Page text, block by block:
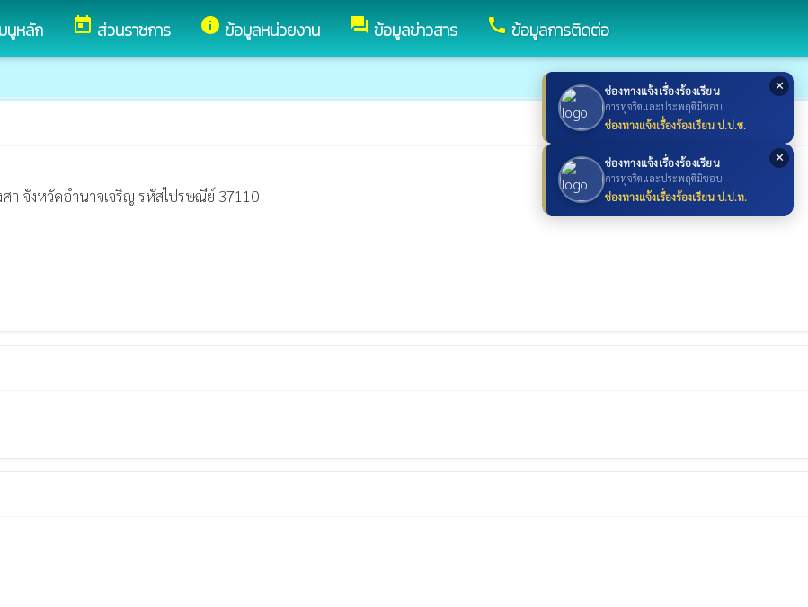
✕
ช่องทางแจ้งเรื่องร้องเรียน
การทุจริตและประพฤติมิชอบ
ช่องทางแจ้งเรื่องร้องเรียน ป.ป.ช.
✕
ช่องทางแจ้งเรื่องร้องเรียน
การทุจริตและประพฤติมิชอบ
ช่องทางแจ้งเรื่องร้องเรียน ป.ป.ท.
นูหลัก today ส่วนราชการ info ข้อมูลหน่วยงาน forum ข้อมูลข่าวสาร call ข้อมูลการติดต่อ
า จังหวัดอำนาจเจริญ รหัสไปรษณีย์ 37110